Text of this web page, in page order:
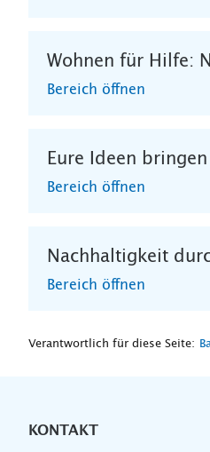
Wohnen für Hilfe:
Bereich öffnen
Eure Ideen
Bereich öffnen
Nachhaltigkeit
Bereich öffnen
Verantwortlich für diese Seite:
KONTAKT